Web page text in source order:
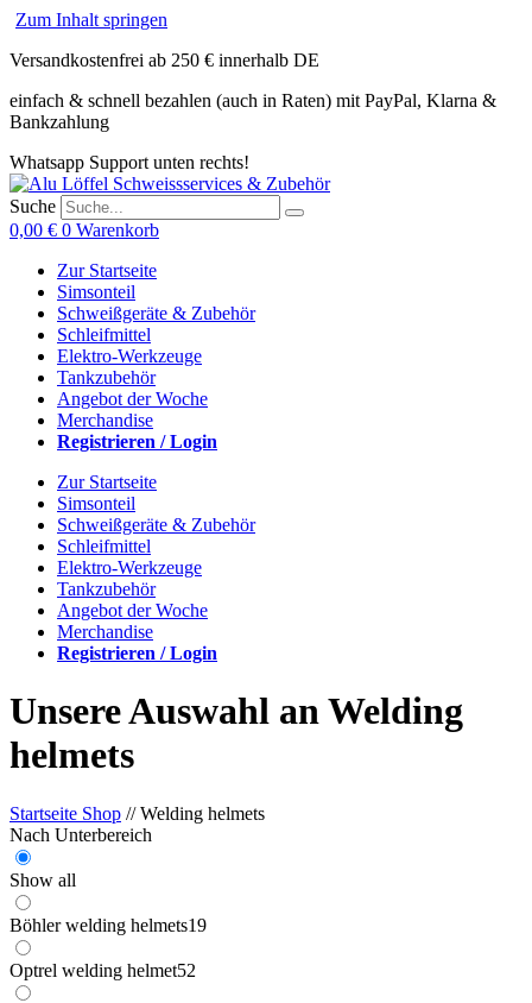
Zum Inhalt springen
Versandkostenfrei ab 250 € innerhalb DE
einfach & schnell bezahlen (auch in Raten) mit PayPal, Klarna &
Bankzahlung
Whatsapp Support unten rechts!
Suche
0,00 € 0 Warenkorb
Zur Startseite
Simsonteil
Schweißgeräte & Zubehör
Schleifmittel
Elektro-Werkzeuge
Tankzubehör
Angebot der Woche
Merchandise
Registrieren / Login
Zur Startseite
Simsonteil
Schweißgeräte & Zubehör
Schleifmittel
Elektro-Werkzeuge
Tankzubehör
Angebot der Woche
Merchandise
Registrieren / Login
Unsere Auswahl an Welding
helmets
Startseite Shop // Welding helmets
Nach Unterbereich
Show all
Böhler welding helmets19
Optrel welding helmet52